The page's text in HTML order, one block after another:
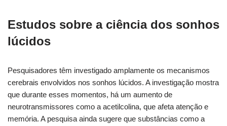
Estudos sobre a ciência dos sonhos
lúcidos
Pesquisadores têm investigado amplamente os mecanismos
cerebrais envolvidos nos sonhos lúcidos. A investigação mostra
que durante esses momentos, há um aumento de
neurotransmissores como a acetilcolina, que afeta atenção e
memória. A pesquisa ainda sugere que substâncias como a